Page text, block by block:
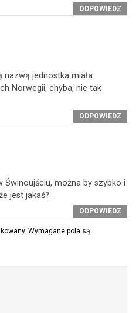
ODPOWIEDZ
jednostka miała
Norwegii, chyba, nie tak
ODPOWIEDZ
Świnoujściu, można by szybko i
jest jakaś?
ODPOWIEDZ
Wymagane pola są